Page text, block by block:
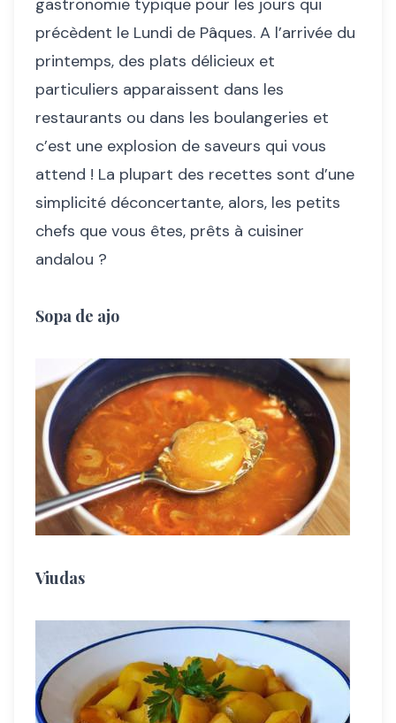
gastronomie typique pour les jours qui
précèdent le Lundi de Pâques. A l’arrivée du
printemps, des plats délicieux et
particuliers apparaissent dans les
restaurants ou dans les boulangeries et
c’est une explosion de saveurs qui vous
attend ! La plupart des recettes sont d’une
simplicité déconcertante, alors, les petits
chefs que vous êtes, prêts à cuisiner
andalou ?
Sopa de ajo
Viudas